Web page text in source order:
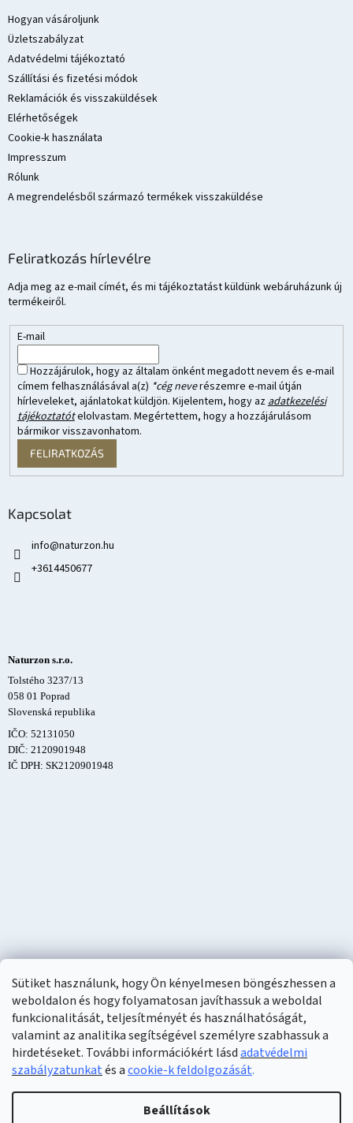
Sütiket használunk, hogy Ön kényelmesen böngészhessen a
weboldalon és hogy folyamatosan javíthassuk a weboldal
funkcionalitását, teljesítményét és használhatóságát,
valamint az analitika segítségével személyre szabhassuk a
hirdetéseket. További információkért lásdadatvédelmi
szabályzatunkatés acookie-k feldolgozását.
Beállítások
Hogyan vásároljunk
Üzletszabályzat
Adatvédelmi tájékoztató
Szállítási és fizetési módok
Reklamációk és visszaküldések
Elérhetőségek
Cookie-k használata
Impresszum
Rólunk
A megrendelésből származó termékek visszaküldése
Feliratkozás hírlevélre
Adja meg az e-mail címét, és mi tájékoztatást küldünk webáruházunk új
termékeiről.
E-mail
Hozzájárulok, hogy az általam önként megadott nevem és e-mail
címem felhasználásával a(z) *cég neverészemre e-mail útján
hírleveleket, ajánlatokat küldjön. Kijelentem, hogy az adatkezelési
tájékoztatótelolvastam. Megértettem, hogy a hozzájárulásom
bármikor visszavonhatom.
FELIRATKOZÁS
Kapcsolat
info@naturzon.hu
+3614450677
Naturzon s.r.o.
Tolstého 3237/13
058 01 Poprad
Slovenská republika
IČO: 52131050
DIČ: 2120901948
IČ DPH: SK2120901948
Shoptet készítette